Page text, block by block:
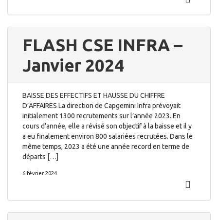
FLASH CSE INFRA –
Janvier 2024
BAISSE DES EFFECTIFS ET HAUSSE DU CHIFFRE
D’AFFAIRES La direction de Capgemini Infra prévoyait
initialement 1300 recrutements sur l’année 2023. En
cours d’année, elle a révisé son objectif à la baisse et il y
a eu finalement environ 800 salariées recrutées. Dans le
même temps, 2023 a été une année record en terme de
départs […]
6 février 2024